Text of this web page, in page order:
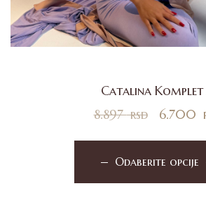
Catalina Komplet
8.897rsd 6.700
Odaberite opcije